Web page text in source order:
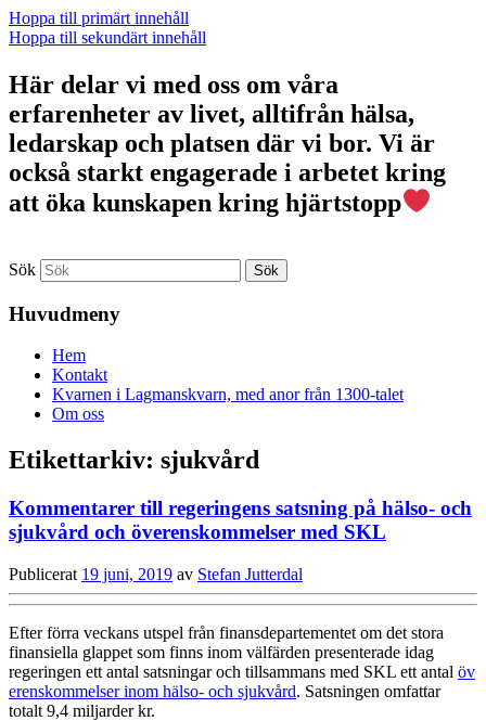
Hoppa till primärt innehåll
Hoppa till sekundärt innehåll
Här delar vi med oss om våra
erfarenheter av livet, alltifrån hälsa,
ledarskap och platsen där vi bor. Vi är
också starkt engagerade i arbetet kring
att öka kunskapen kring hjärtstopp
Sök
Huvudmeny
Hem
Kontakt
Kvarnen i Lagmanskvarn, med anor från 1300-talet
Om oss
Etikettarkiv: sjukvård
Kommentarer till regeringens satsning på hälso- och
sjukvård och överenskommelser med SKL
Publicerat 19 juni, 2019 av Stefan Jutterdal
Efter förra veckans utspel från finansdepartementet om det stora
finansiella glappet som finns inom välfärden presenterade idag
regeringen ett antal satsningar och tillsammans med SKL ett antal öv
erenskommelser inom hälso- och sjukvård. Satsningen omfattar
totalt 9,4 miljarder kr.